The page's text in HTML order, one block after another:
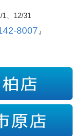
、12/31
8007 』